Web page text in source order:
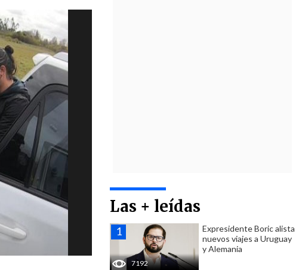
Las + leídas
7192
Expresidente Boric alista
nuevos viajes a Uruguay
y Alemania